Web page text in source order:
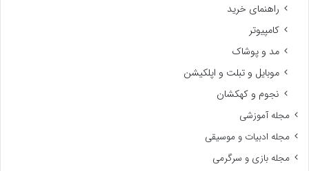
راهنمای خرید
کامپیوتر
مد و پوشاک
موبایل و تبلت و اپلکیشن
نجوم و کهکشان
مجله آموزشی
مجله ادبیات و موسیقی
مجله بازی و سرگرمی